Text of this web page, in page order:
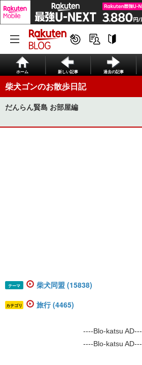
ホーム 新しい記事 過去の記事
柴犬ゴンのお散歩日記
だんらん賢島 お部屋編
テーマ 柴犬同盟 (15838)
カテゴリ 旅行 (4465)
----Blo-katsu
----Blo-katsu